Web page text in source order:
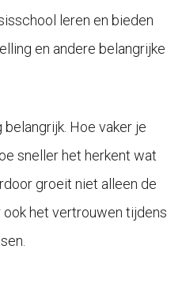
leren en bieden
en andere belangrijke
Hoe vaker je
sneller het herkent wat
groeit niet alleen de
het vertrouwen tijdens